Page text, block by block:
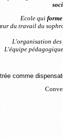
Ecole qui
du travail du
L'organisation des
L'équipe
comme